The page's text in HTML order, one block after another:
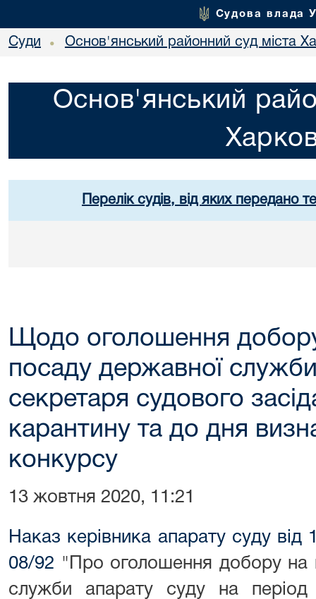
Судова влада
Суди • Основ'янський районний суд міста
Основ'янський
Перелік судів, від яких передано
Щодо оголошення
посаду державної служби
секретаря судового
карантину та до дня
конкурсу
13 жовтня 2020, 11:21
Наказ керівника апарату суду
08/92 "Про оголошення добору на
служби апарату суду на